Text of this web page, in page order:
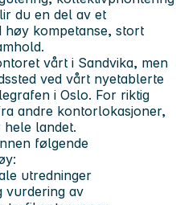
du en del av et
høy kompetanse, stort
vårt i Sandvika, men
ved vårt nyetablerte
i Oslo. For riktig
andre kontorlokasjoner,
landet.
følgende
utredninger
vurdering av